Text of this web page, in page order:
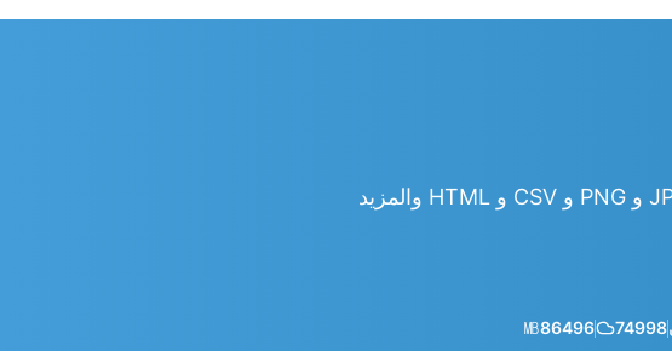
74998
86496
㎆︎